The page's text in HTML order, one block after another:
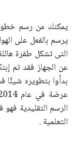
يمكنك من رسم
يرسم بالفعل على
التى تشكل طفرة هائلة
عن الجهاز فقد تم
بدأوا بتطويره
الرسم التقليدية
التعلمية .